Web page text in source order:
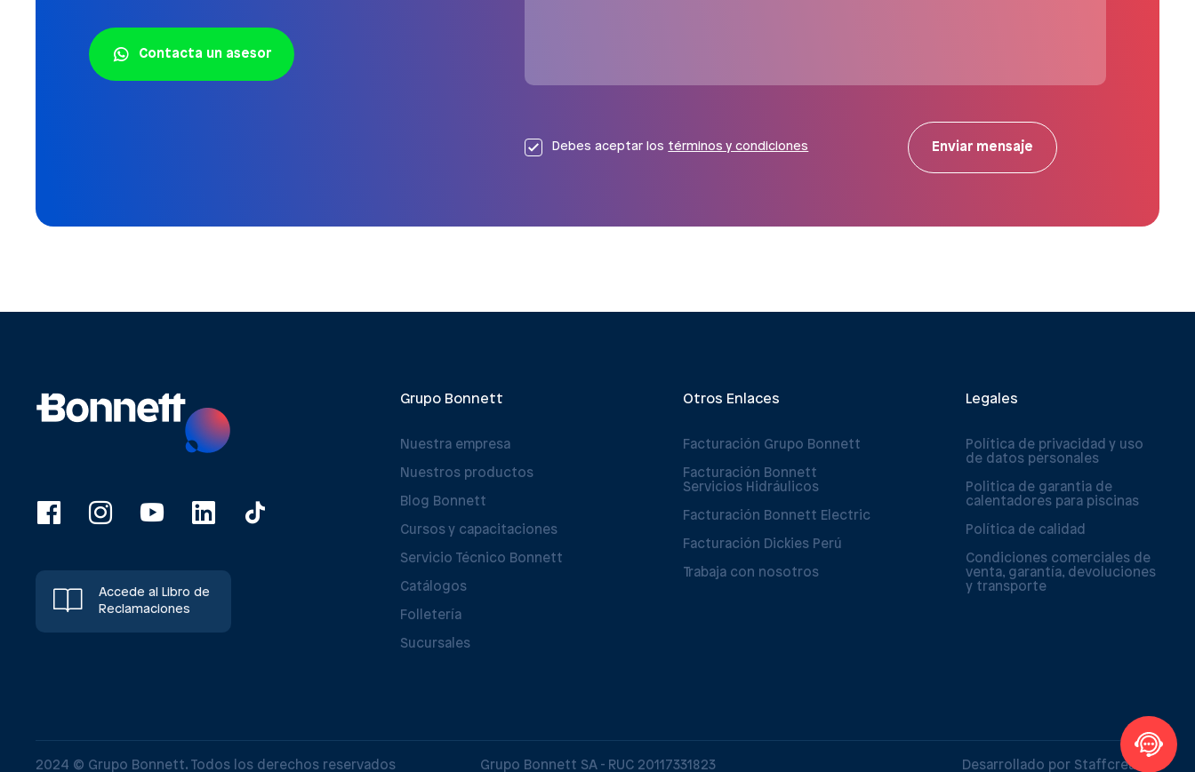
Contacta un asesor
Debes aceptar los términos y condiciones Enviar mensaje
Accede al Libro de
Reclamaciones
Grupo Bonnett
Nuestra empresa
Nuestros productos
Blog Bonnett
Cursos y capacitaciones
Servicio Técnico Bonnett
Catálogos
Folletería
Sucursales
Otros Enlaces
Facturación Grupo Bonnett
Facturación Bonnett
Servicios Hidráulicos
Facturación Bonnett Electric
Facturación Dickies Perú
Trabaja con nosotros
Legales
Política de privacidad y uso
de datos personales
Politica de garantia de
calentadores para piscinas
Política de calidad
Condiciones comerciales de
venta, garantía, devoluciones
y transporte
2024 © Grupo Bonnett. Todos los derechos reservados Grupo Bonnett SA - RUC 20117331823 Desarrollado por Staffcreativa